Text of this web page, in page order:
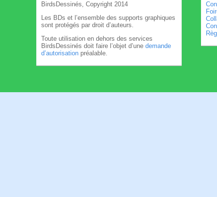
BirdsDessinés, Copyright 2014
Les BDs et l’ensemble des supports graphiques
sont protégés par droit d’auteurs.
Toute utilisation en dehors des services
BirdsDessinés doit faire l’objet d’une demande
d’autorisation préalable.